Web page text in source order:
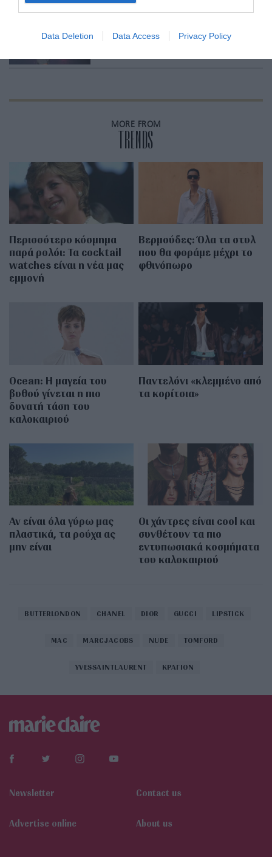
Data Deletion Data Access Privacy Policy
Bella Hadid κοστίζει λιγότερο από 10
MORE FROM
TRENDS
Περισσότερο κόσμημα
παρά ρολόι: Τα cocktail
watches είναι η νέα μας
εμμονή
Βερμούδες: Όλα τα στυλ
που θα φοράμε μέχρι το
φθινόπωρο
Οcean: Η μαγεία του
βυθού γίνεται η πιο
δυνατή τάση του
καλοκαιριού
Παντελόνι «κλεμμένο από
τα κορίτσια»
Αν είναι όλα γύρω μας
πλαστικά, τα ρούχα ας
μην είναι
Οι χάντρες είναι cool και
συνθέτουν τα πιο
εντυπωσιακά κοσμήματα
του καλοκαιριού
BUTTERLONDON CHANEL DIOR GUCCI LIPSTICK
MAC MARCJACOBS NUDE TOMFORD
YVESSAINTLAURENT ΚΡΑΓΙΟΝ
Newsletter Contact us
Αdvertise online About us